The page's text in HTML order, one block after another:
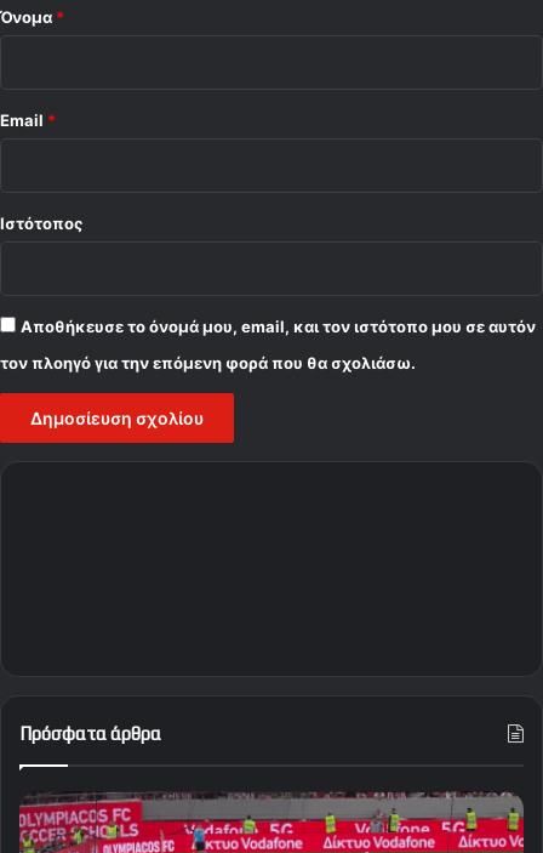
a
Όνομα *
Email *
Ιστότοπος
Αποθήκευσε το όνομά μου, email, και τον ιστότοπο μου σε αυτόν
τον πλοηγό για την επόμενη φορά που θα σχολιάσω.
Πρόσφατα άρθρα